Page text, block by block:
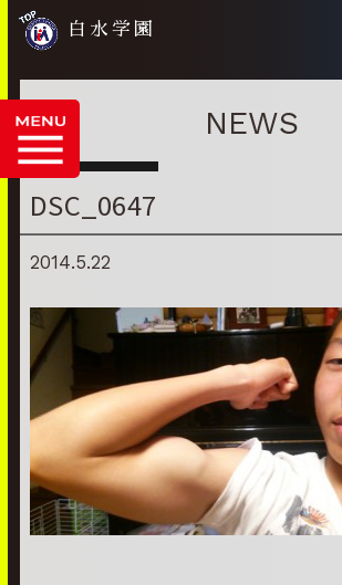
白水学園
NEWS
DSC_0647
2014.5.22